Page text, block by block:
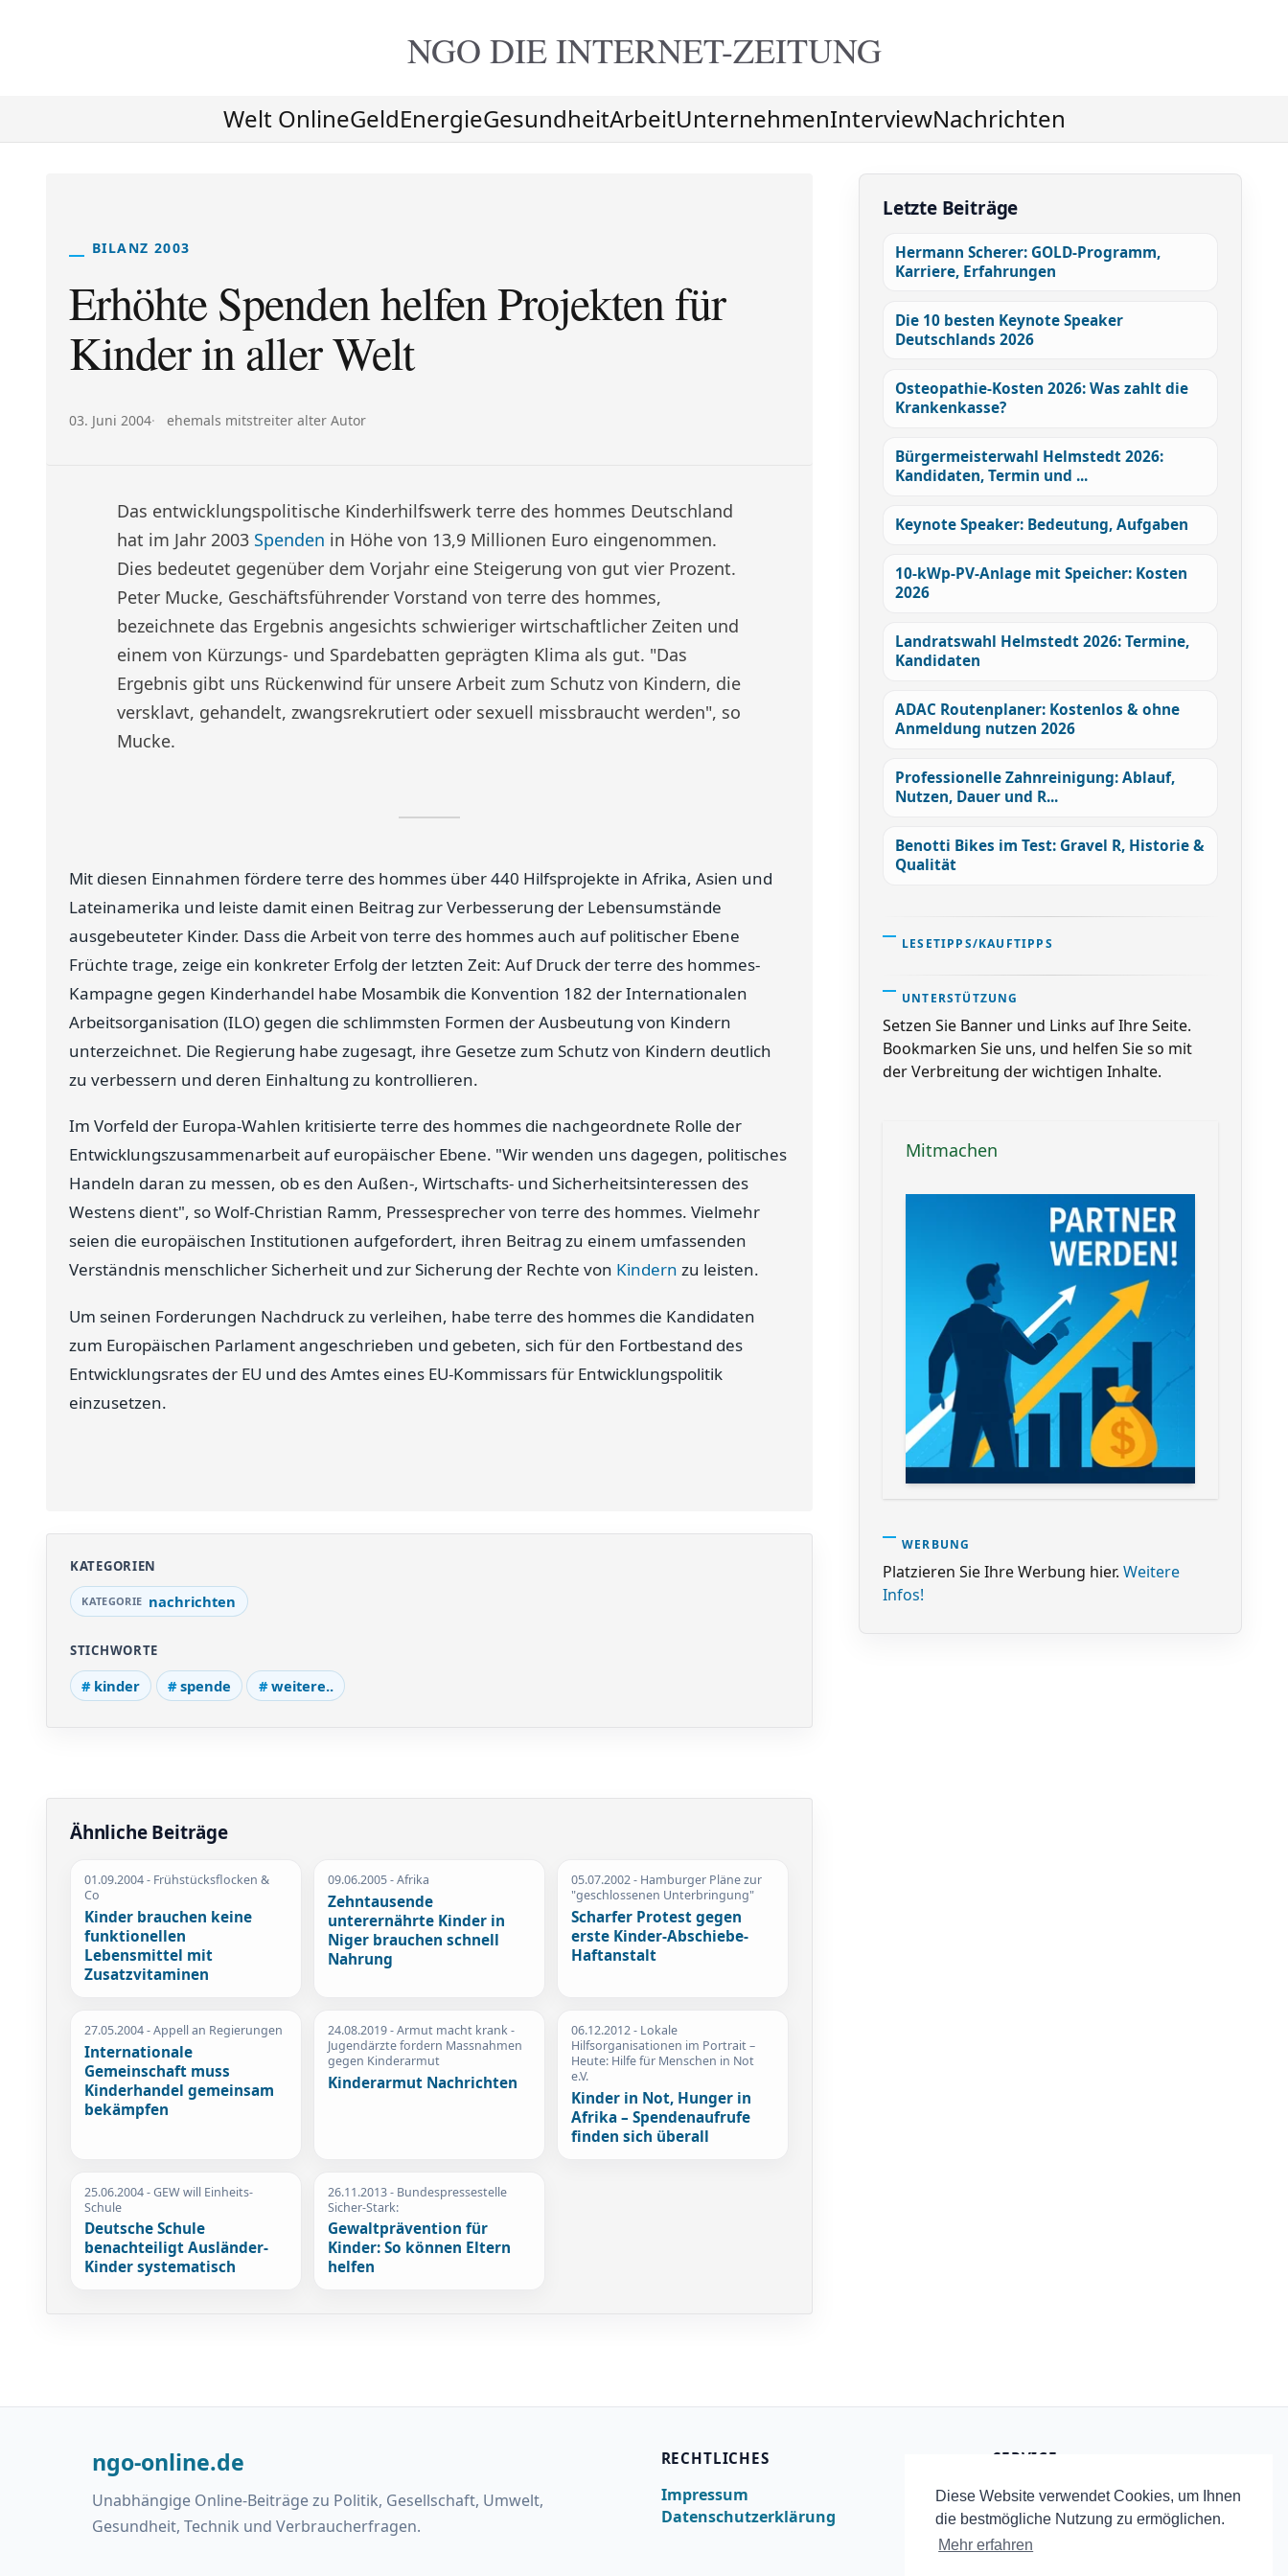
Diese Website verwendet Cookies, um Ihnen
die bestmögliche Nutzung zu ermöglichen.
Mehr erfahren
NGO DIEINTERNET-ZEITUNG
Welt OnlineGeldEnergieGesundheitArbeitUnternehmenInterviewNachrichten
BILANZ 2003
Erhöhte Spenden helfen Projekten für
Kinder in aller Welt
Veröffentlicht am:
03. Juni 2004 Autor:
ehemals mitstreiter alter Autor
Das entwicklungspolitische Kinderhilfswerk terre des hommes Deutschland
hat im Jahr 2003 Spenden in Höhe von 13,9 Millionen Euro eingenommen.
Dies bedeutet gegenüber dem Vorjahr eine Steigerung von gut vier Prozent.
Peter Mucke, Geschäftsführender Vorstand von terre des hommes,
bezeichnete das Ergebnis angesichts schwieriger wirtschaftlicher Zeiten und
einem von Kürzungs- und Spardebatten geprägten Klima als gut. "Das
Ergebnis gibt uns Rückenwind für unsere Arbeit zum Schutz von Kindern, die
versklavt, gehandelt, zwangsrekrutiert oder sexuell missbraucht werden", so
Mucke.
Mit diesen Einnahmen fördere terre des hommes über 440 Hilfsprojekte in Afrika, Asien und
Lateinamerika und leiste damit einen Beitrag zur Verbesserung der Lebensumstände
ausgebeuteter Kinder. Dass die Arbeit von terre des hommes auch auf politischer Ebene
Früchte trage, zeige ein konkreter Erfolg der letzten Zeit: Auf Druck der terre des hommes-
Kampagne gegen Kinderhandel habe Mosambik die Konvention 182 der Internationalen
Arbeitsorganisation (ILO) gegen die schlimmsten Formen der Ausbeutung von Kindern
unterzeichnet. Die Regierung habe zugesagt, ihre Gesetze zum Schutz von Kindern deutlich
zu verbessern und deren Einhaltung zu kontrollieren.
Im Vorfeld der Europa-Wahlen kritisierte terre des hommes die nachgeordnete Rolle der
Entwicklungszusammenarbeit auf europäischer Ebene. "Wir wenden uns dagegen, politisches
Handeln daran zu messen, ob es den Außen-, Wirtschafts- und Sicherheitsinteressen des
Westens dient", so Wolf-Christian Ramm, Pressesprecher von terre des hommes. Vielmehr
seien die europäischen Institutionen aufgefordert, ihren Beitrag zu einem umfassenden
Verständnis menschlicher Sicherheit und zur Sicherung der Rechte von Kindern zu leisten.
Um seinen Forderungen Nachdruck zu verleihen, habe terre des hommes die Kandidaten
zum Europäischen Parlament angeschrieben und gebeten, sich für den Fortbestand des
Entwicklungsrates der EU und des Amtes eines EU-Kommissars für Entwicklungspolitik
einzusetzen.
KATEGORIEN
nachrichten
STICHWORTE
kinder spende weitere..
Ähnliche Beiträge
01.09.2004- Frühstücksflocken &
Co
Kinder brauchen keine
funktionellen
Lebensmittel mit
Zusatzvitaminen
09.06.2005- Afrika
Zehntausende
unterernährte Kinder in
Niger brauchen schnell
Nahrung
05.07.2002- Hamburger Pläne zur
"geschlossenen Unterbringung"
Scharfer Protest gegen
erste Kinder-Abschiebe-
Haftanstalt
27.05.2004- Appell an Regierungen
Internationale
Gemeinschaft muss
Kinderhandel gemeinsam
bekämpfen
24.08.2019- Armut macht krank -
Jugendärzte fordern Massnahmen
gegen Kinderarmut
Kinderarmut Nachrichten
06.12.2012- Lokale
Hilfsorganisationen im Portrait –
Heute: Hilfe für Menschen in Not
e.V.
Kinder in Not, Hunger in
Afrika – Spendenaufrufe
finden sich überall
25.06.2004- GEW will Einheits-
Schule
Deutsche Schule
benachteiligt Ausländer-
Kinder systematisch
26.11.2013- Bundespressestelle
Sicher-Stark:
Gewaltprävention für
Kinder: So können Eltern
helfen
Letzte Beiträge
Hermann Scherer: GOLD-Programm,
Karriere, Erfahrungen
Die 10 besten Keynote Speaker
Deutschlands 2026
Osteopathie-Kosten 2026: Was zahlt die
Krankenkasse?
Bürgermeisterwahl Helmstedt 2026:
Kandidaten, Termin und ...
Keynote Speaker: Bedeutung, Aufgaben
10-kWp-PV-Anlage mit Speicher: Kosten
2026
Landratswahl Helmstedt 2026: Termine,
Kandidaten
ADAC Routenplaner: Kostenlos & ohne
Anmeldung nutzen 2026
Professionelle Zahnreinigung: Ablauf,
Nutzen, Dauer und R...
Benotti Bikes im Test: Gravel R, Historie &
Qualität
LESETIPPS/KAUFTIPPS
UNTERSTÜTZUNG
Setzen Sie Banner und Links auf Ihre Seite.
Bookmarken Sie uns, und helfen Sie so mit
der Verbreitung der wichtigen Inhalte.
Mitmachen
WERBUNG
Platzieren Sie Ihre Werbung hier. Weitere
Infos!
ngo-online.de
Unabhängige Online-Beiträge zu Politik, Gesellschaft, Umwelt,
Gesundheit, Technik und Verbraucherfragen.
RECHTLICHES
Impressum
Datenschutzerklärung
SERVICE
Startseite
RSS